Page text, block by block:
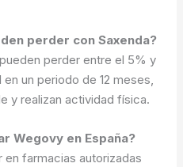
perder con Saxenda?
perder entre el 5% y
un periodo de 12 meses,
y realizan actividad física.
Wegovy en España?
farmacias autorizadas